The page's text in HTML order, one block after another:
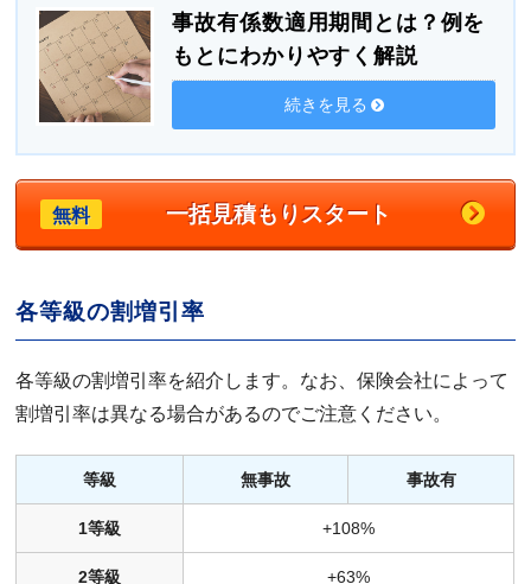
事故有係数適用期間とは？例を
もとにわかりやすく解説
続きを見る
無料 一括見積もりスタート
各等級の割増引率
各等級の割増引率を紹介します。なお、保険会社によって
割増引率は異なる場合があるのでご注意ください。
等級 無事故 事故有
1等級 +108%
2等級 +63%